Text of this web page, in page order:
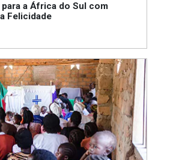
a África do Sul com
Felicidade